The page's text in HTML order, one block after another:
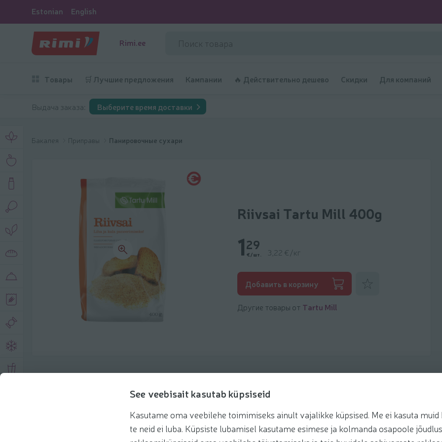
See veebisait kasutab küpsiseid
Kasutame oma veebilehe toimimiseks ainult vajalikke küpsised. Me ei kasuta muid
te neid ei luba. Küpsiste lubamisel kasutame esimese ja kolmanda osapoole
Estonian English
Rimi.ee
Товары 🛒 Лучшие предложения Кампании 🔥 Действительно дешево Скидки Для компаний
Выдача заказа: Выберите время доставки
Бакалея Приправы Панировочные сухари
Riivsai Tartu Mill 400g
129
€/шт. 3,22 €/кг
Добавить в корзину
Другие товары от Tartu Mill
Рекомендации Рецепты